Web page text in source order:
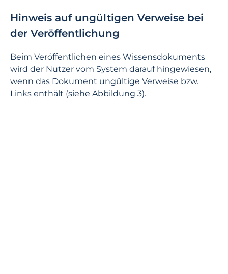
Hinweis auf ungültigen Verweise bei
der Veröffentlichung
Beim Veröffentlichen eines Wissensdokuments
wird der Nutzer vom System darauf hingewiesen,
wenn das Dokument ungültige Verweise bzw.
Links enthält (siehe Abbildung 3).